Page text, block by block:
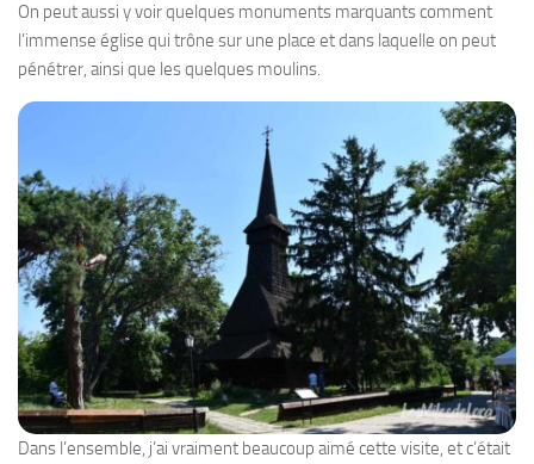
On peut aussi y voir quelques monuments marquants comment
l’immense église qui trône sur une place et dans laquelle on peut
pénétrer, ainsi que les quelques moulins.
Dans l’ensemble, j’ai vraiment beaucoup aimé cette visite, et c’était